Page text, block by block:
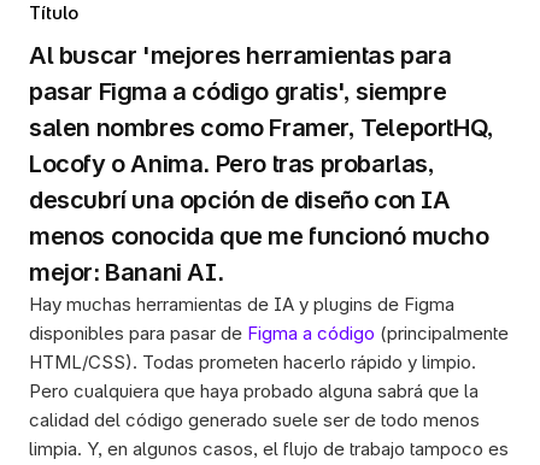
Título
Al buscar 'mejores herramientas para
pasar Figma a código gratis', siempre
salen nombres como Framer, TeleportHQ,
Locofy o Anima. Pero tras probarlas,
descubrí una opción de diseño con IA
menos conocida que me funcionó mucho
mejor: Banani AI.
Hay muchas herramientas de IA y plugins de Figma
disponibles para pasar de Figma a código (principalmente
HTML/CSS). Todas prometen hacerlo rápido y limpio.
Pero cualquiera que haya probado alguna sabrá que la
calidad del código generado suele ser de todo menos
limpia. Y, en algunos casos, el flujo de trabajo tampoco es